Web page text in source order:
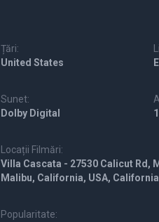
Țări:
United States
Sunet:
Dolby Digital
Locații Filmări:
Villa Cascata - 27530 Calicut Rd,
Malibu, California, USA,
Popularitate: